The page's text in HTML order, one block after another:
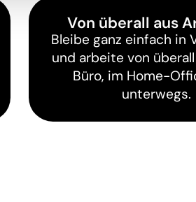
Von überall aus
Bleibe ganz einfach in
und arbeite von
Büro, im Home-
unterwegs.